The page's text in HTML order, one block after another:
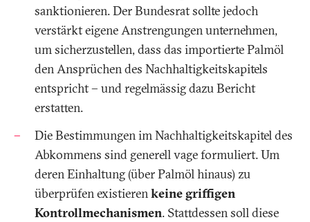
sanktionieren. Der Bundesrat sollte jedoch
verstärkt eigene Anstrengungen unternehmen,
um sicherzustellen, dass das importierte Palmöl
den Ansprüchen des Nachhaltigkeitskapitels
entspricht – und regelmässig dazu Bericht
erstatten.
Die Bestimmungen im Nachhaltigkeitskapitel des
Abkommens sind generell vage formuliert. Um
deren Einhaltung (über Palmöl hinaus) zu
überprüfen existierenkeine griffigen
Kontrollmechanismen. Stattdessen soll diese